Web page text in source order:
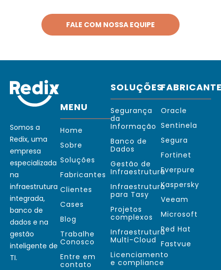
FALE COM NOSSA EQUIPE
Somos a
Redix, uma
empresa
especializada
na
infraestrutura
integrada,
banco de
dados e na
gestão
inteligente de
TI.
MENU
Home
Sobre
Soluções
Fabricantes
Clientes
Cases
Blog
Trabalhe
Conosco
Entre em
contato
SOLUÇÕES
Segurança
da
Informação
Banco de
Dados
Gestão de
Infraestrutura
Infraestrutura
para Tasy
Projetos
complexos
Infraestrutura
Multi-Cloud
Licenciamento
e compliance
Oracle
Sentinela
Segura
Fortinet
Everpure
Kaspersky
Veeam
Microsoft
Red Hat
Fastvue